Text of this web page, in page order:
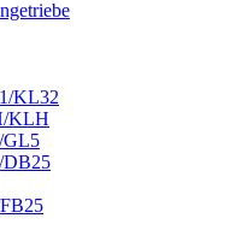
KL32
KLH
GL5